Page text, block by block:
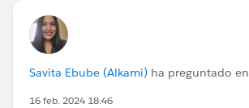
Savita Ebube (Alkami) ha preguntado en
16 feb. 2024 18:46